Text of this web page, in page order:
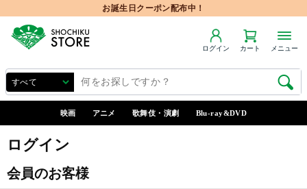
お誕生日クーポン配布中！
ログイン カート メニュー
映画 アニメ 歌舞伎・演劇 Blu-ray&DVD
ログイン
会員のお客様